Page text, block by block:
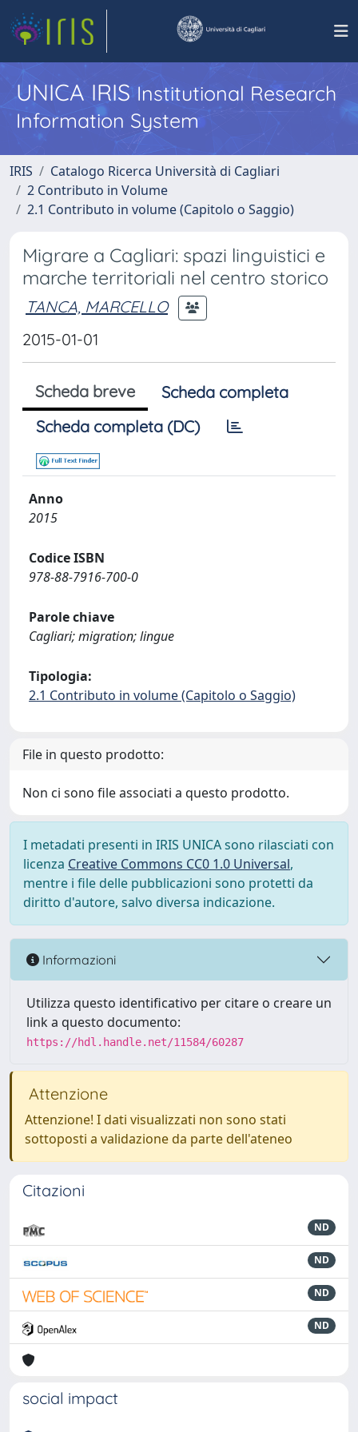
UNICA IRISInstitutional Research
Information System
IRIS
Catalogo Ricerca Università di Cagliari
2 Contributo in Volume
2.1 Contributo in volume (Capitolo o Saggio)
Migrare a Cagliari: spazi linguistici e
marche territoriali nel centro storico
TANCA, MARCELLO
2015-01-01
Scheda breve
Scheda completa
Scheda completa (DC)
Anno
2015
Codice ISBN
978-88-7916-700-0
Parole chiave
Cagliari; migration; lingue
Tipologia:
2.1 Contributo in volume (Capitolo o Saggio)
File in questo prodotto:
Non ci sono file associati a questo prodotto.
I metadati presenti in IRIS UNICA sono rilasciati con
licenza Creative Commons CC0 1.0 Universal,
mentre i file delle pubblicazioni sono protetti da
diritto d'autore, salvo diversa indicazione.
Informazioni
Utilizza questo identificativo per citare o creare un
link a questo documento:
https://hdl.handle.net/11584/60287
Attenzione
Attenzione! I dati visualizzati non sono stati
sottoposti a validazione da parte dell'ateneo
Citazioni
ND
ND
ND
ND
social impact